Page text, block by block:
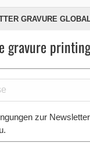
GRAVURE
gravure
zur